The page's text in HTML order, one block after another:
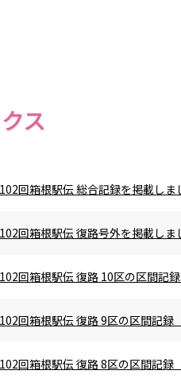
ス
回箱根駅伝 総合記録を掲載しま
回箱根駅伝 復路号外を掲載しま
回箱根駅伝 復路 10区の区間記
回箱根駅伝 復路 9区の区間記録
回箱根駅伝 復路 8区の区間記録